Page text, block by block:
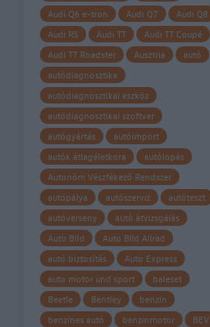
Audi Q6 e-tron
Audi Q7
Audi Q8
Audi RS
Audi TT
Audi TT Coupé
Audi TT Roadster
Ausztria
autó
autódiagnosztika
autódiagnosztikai eszköz
autódiagnosztikai szoftver
autógyártás
autóimport
autók átlagéletkora
autólopás
Autonóm Vészfékező Rendszer
autópálya
autószerviz
autóteszt
autóverseny
autó átvizsgálás
Auto Bild
Auto Bild Allrad
autó biztosítás
Auto Express
auto motor und sport
baleset
Beetle
Bentley
benzin
benzines autó
benzinmotor
BEV